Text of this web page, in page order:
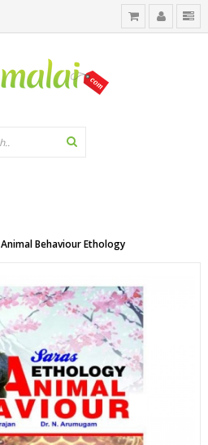
Animal Behaviour Ethology